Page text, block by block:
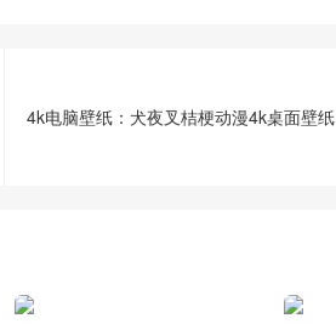
4k电脑壁纸：犬夜叉桔梗动漫4k桌面壁纸